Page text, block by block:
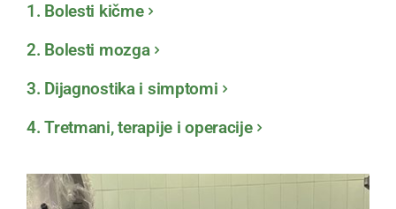
1. Bolesti kičme
2. Bolesti mozga
3. Dijagnostika i simptomi
4. Tretmani, terapije i operacije